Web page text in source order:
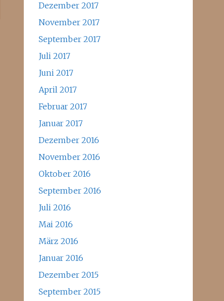
Dezember 2017
November 2017
September 2017
Juli 2017
Juni 2017
April 2017
Februar 2017
Januar 2017
Dezember 2016
November 2016
Oktober 2016
September 2016
Juli 2016
Mai 2016
März 2016
Januar 2016
Dezember 2015
September 2015